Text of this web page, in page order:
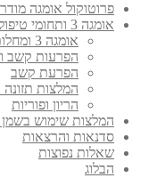
פרוטוקול אומגה
אומגה 3 ותחומי טיפול
אומגה 3 ומחלות שונות
הפרעות קשב
הפרעת קשב
המלצות תזונה
הריון ופוריות
המלצות שימוש בשמן
סדנאות והרצאות
שאלות נפוצות
הבלוג